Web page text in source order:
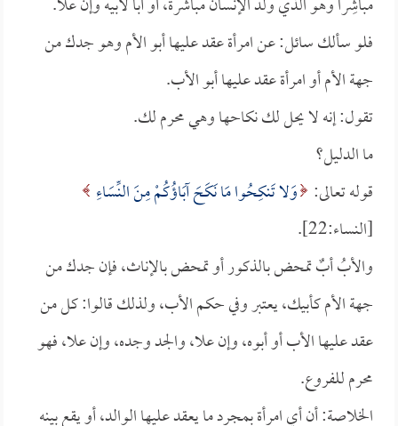
فلو سألك سائل: عن امرأة عقد عليها أبو الأم وهو جدك من
جهة الأم أو امرأة عقد عليها أبو الأب.
تقول: إنه لا يحل لك نكاحها وهي محرم لك.
ما الدليل؟
قوله تعالى: وَلا تَنكِحُوا مَا نَكَحَ آبَاؤُكُمْ مِنَ النِّسَاءِ
[النساء:22].
والأبُ أبٌ تمحض بالذكور أو تمحض بالإناث، فإن جدك من
جهة الأم كأبيك، يعتبر وفي حكم الأب، ولذلك قالوا: كل من
عقد عليها الأب أو أبوه، وإن علا، والجد وجده، وإن علا، فهو
محرم للفروع.
الخلاصة: أن أي امرأة بمجرد ما يعقد عليها الوالد، أو يقع بينه